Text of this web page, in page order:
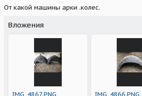
От какой машины арки .колес.
Вложения
IMG_4867.PNG IMG_4866.PNG